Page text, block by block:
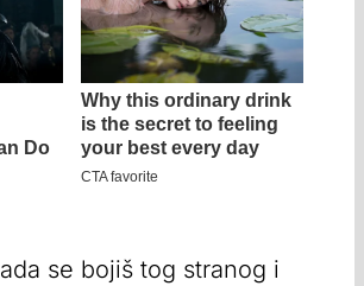
se bojiš tog stranog i